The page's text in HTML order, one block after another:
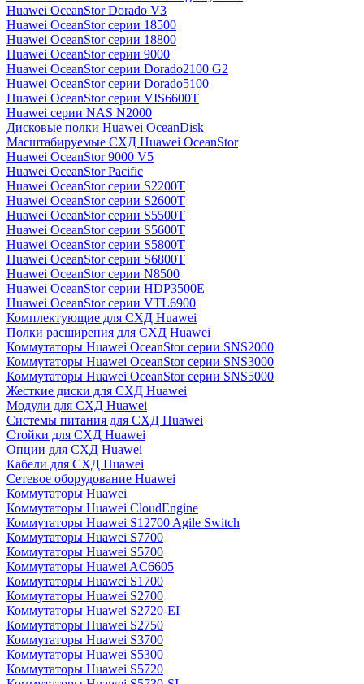
Huawei OceanStor Dorado V3
Huawei OceanStor серии 18500
Huawei OceanStor серии 18800
Huawei OceanStor серии 9000
Huawei OceanStor серии Dorado2100 G2
Huawei OceanStor серии Dorado5100
Huawei OceanStor серии VIS6600T
Huawei серии NAS N2000
Дисковые полки Huawei OceanDisk
Масштабируемые СХД Huawei OceanStor
Huawei OceanStor 9000 V5
Huawei OceanStor Pacific
Huawei OceanStor серии S2200T
Huawei OceanStor серии S2600T
Huawei OceanStor серии S5500T
Huawei OceanStor серии S5600T
Huawei OceanStor серии S5800T
Huawei OceanStor серии S6800T
Huawei OceanStor серии N8500
Huawei OceanStor серии HDP3500E
Huawei OceanStor серии VTL6900
Комплектующие для СХД Huawei
Полки расширения для СХД Huawei
Коммутаторы Huawei OceanStor серии SNS2000
Коммутаторы Huawei OceanStor серии SNS3000
Коммутаторы Huawei OceanStor серии SNS5000
Жесткие диски для СХД Huawei
Модули для СХД Huawei
Системы питания для СХД Huawei
Стойки для СХД Huawei
Опции для СХД Huawei
Кабели для СХД Huawei
Сетевое оборудование Huawei
Коммутаторы Huawei
Коммутаторы Huawei CloudEngine
Коммутаторы Huawei S12700 Agile Switch
Коммутаторы Huawei S7700
Коммутаторы Huawei S5700
Коммутаторы Huawei AC6605
Коммутаторы Huawei S1700
Коммутаторы Huawei S2700
Коммутаторы Huawei S2720-EI
Коммутаторы Huawei S2750
Коммутаторы Huawei S3700
Коммутаторы Huawei S5300
Коммутаторы Huawei S5720